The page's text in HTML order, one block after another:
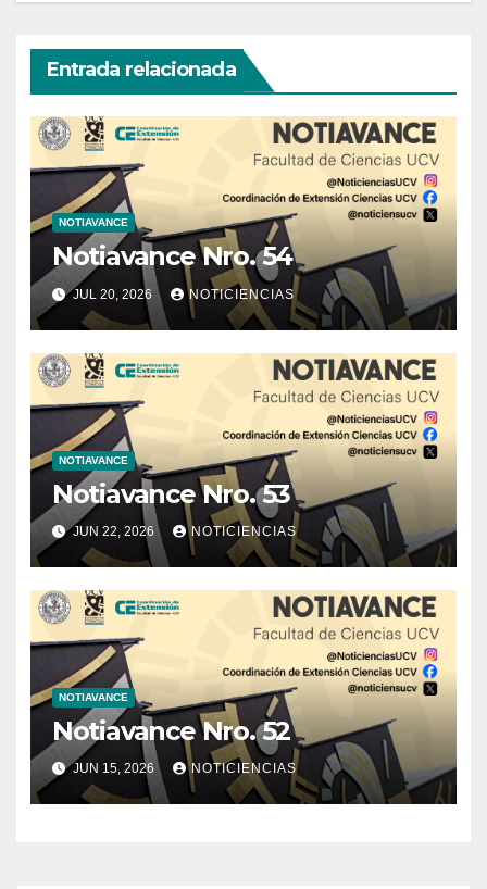
Entrada relacionada
NOTIAVANCE
Notiavance Nro. 54
JUL 20, 2026 NOTICIENCIAS
NOTIAVANCE
Notiavance Nro. 53
JUN 22, 2026 NOTICIENCIAS
NOTIAVANCE
Notiavance Nro. 52
JUN 15, 2026 NOTICIENCIAS